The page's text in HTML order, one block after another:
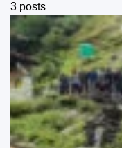
3 posts